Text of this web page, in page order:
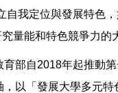
我定位與發展特
量能和特色競爭力
部自2018年起推動
以「發展大學多元